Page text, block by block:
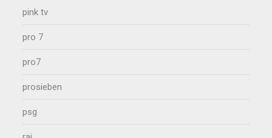
pink tv
pro 7
pro7
prosieben
psg